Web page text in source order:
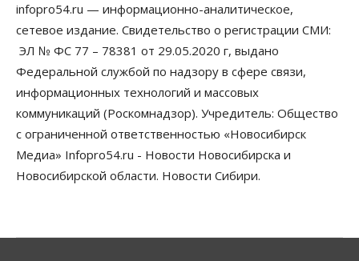
Бизнес Власть Недвижимость
Застройщики продавливают компромиссы по
площади участков для КРТ в Новосибирске
06 Августа 2026, 17:30
Бизнес Недвижимость Общество
Около Заельцовского бора Новосибирска
началось строительство термального комплекса
06 Августа 2026, 17:00
Подозреваемых в похищении человека
infopro54.ru — информационно-аналитическое,
сетевое издание. Свидетельство о регистрации СМИ:
ЭЛ № ФС 77 – 78381 от 29.05.2020 г, выдано
Федеральной службой по надзору в сфере связи,
информационных технологий и массовых
коммуникаций (Роскомнадзор). Учредитель: Общество
с ограниченной ответственностью «Новосибирск
Медиа» Infopro54.ru - Новости Новосибирска и
Новосибирской области. Новости Сибири.